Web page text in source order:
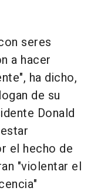
seres
a hacer
ha dicho,
de su
Donald
el hecho de
"violentar el